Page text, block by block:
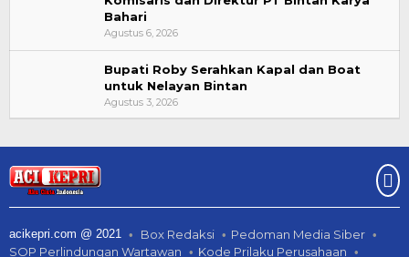
Bahari
Agustus 6, 2026
Bupati Roby Serahkan Kapal dan Boat
untuk Nelayan Bintan
Agustus 3, 2026
acikepri.com @ 2021 Box Redaksi
Pedoman Media Siber
SOP Perlindungan Wartawan
Kode Prilaku Perusahaan